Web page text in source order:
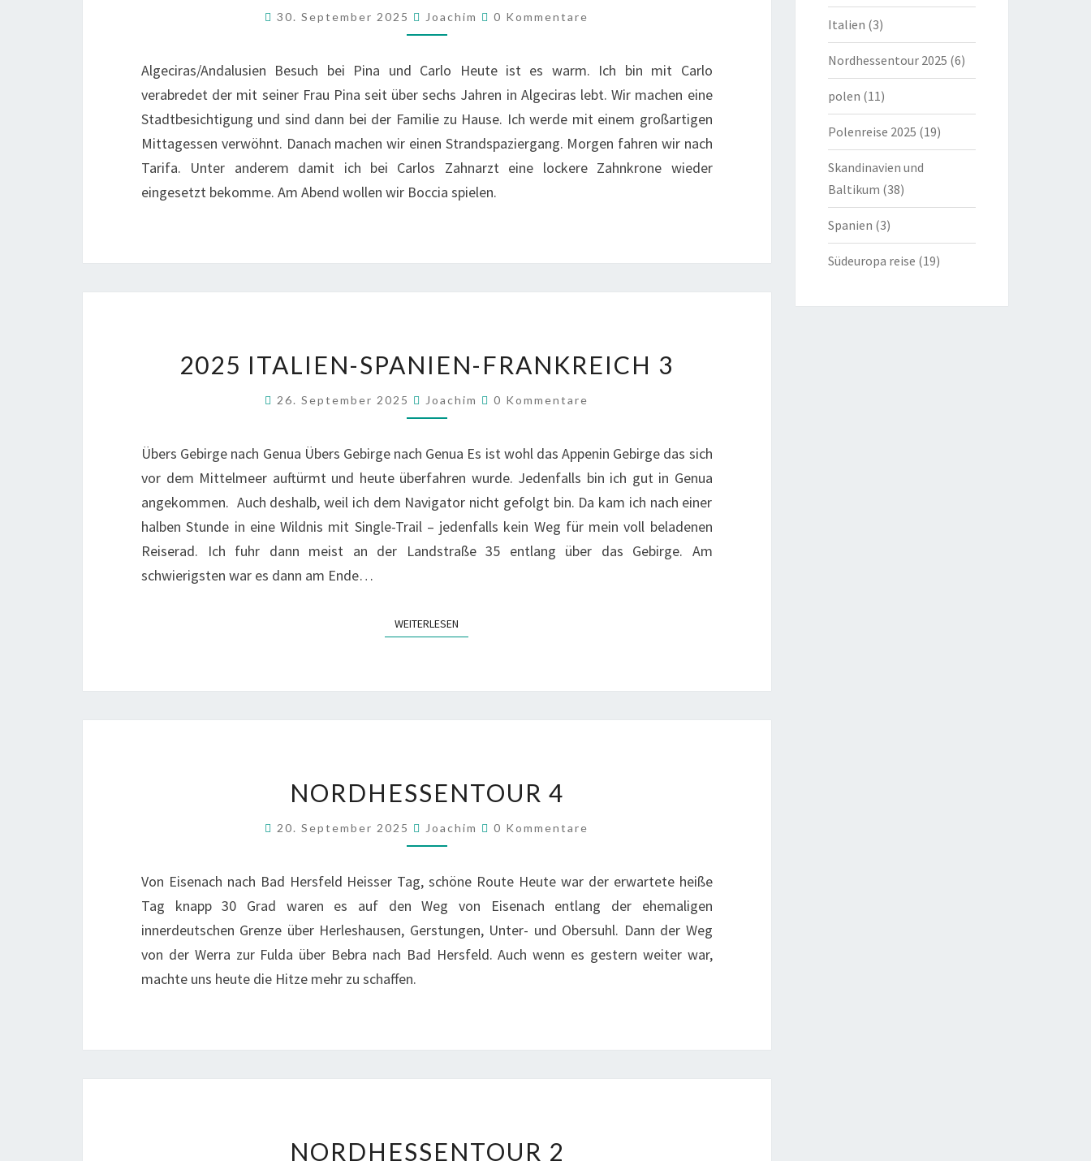
SPANIEN-
FRANKREICH
30. September 2025 Joachim Kommentare
0 Kommentare
Algeciras/Andalusien Besuch bei Pina und Carlo Heute ist es warm. Ich bin mit Carlo
verabredet der mit seiner Frau Pina seit über sechs Jahren in Algeciras lebt. Wir machen eine
Stadtbesichtigung und sind dann bei der Familie zu Hause. Ich werde mit einem großartigen
Mittagessen verwöhnt. Danach machen wir einen Strandspaziergang. Morgen fahren wir nach
Tarifa. Unter anderem damit ich bei Carlos Zahnarzt eine lockere Zahnkrone wieder
eingesetzt bekomme. Am Abend wollen wir Boccia spielen.
ITALIEN-
SPANIEN-
FRANKREICH
2025 ITALIEN-SPANIEN-FRANKREICH 3
26. September 2025 Joachim Kommentare
0 Kommentare
Übers Gebirge nach Genua Übers Gebirge nach Genua Es ist wohl das Appenin Gebirge das sich
vor dem Mittelmeer auftürmt und heute überfahren wurde. Jedenfalls bin ich gut in Genua
angekommen. Auch deshalb, weil ich dem Navigator nicht gefolgt bin. Da kam ich nach einer
halben Stunde in eine Wildnis mit Single-Trail – jedenfalls kein Weg für mein voll beladenen
Reiserad. Ich fuhr dann meist an der Landstraße 35 entlang über das Gebirge. Am
schwierigsten war es dann am Ende…
WEITERLESEN
4
NORDHESSENTOUR 4
20. September 2025 Joachim Kommentare
0 Kommentare
Von Eisenach nach Bad Hersfeld Heisser Tag, schöne Route Heute war der erwartete heiße
Tag knapp 30 Grad waren es auf den Weg von Eisenach entlang der ehemaligen
innerdeutschen Grenze über Herleshausen, Gerstungen, Unter- und Obersuhl. Dann der Weg
von der Werra zur Fulda über Bebra nach Bad Hersfeld. Auch wenn es gestern weiter war,
machte uns heute die Hitze mehr zu schaffen.
2
NORDHESSENTOUR 2
Italien (3)
Nordhessentour 2025 (6)
polen (11)
Polenreise 2025 (19)
Skandinavien und
Baltikum (38)
Spanien (3)
Südeuropa reise (19)